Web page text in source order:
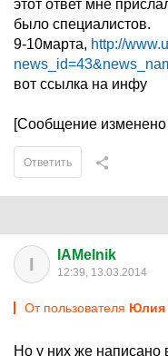
этот ответ мне
было специалистов.
9-10марта, http://
вот ссылка на инфу
[Сообщение изменено
Ответить
I IAMelnik
12:39, 13.03.2014
От пользователя Юлия
Но у них же написано